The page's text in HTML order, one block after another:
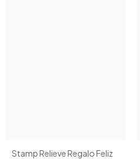
Stamp Relieve Regalo Feliz